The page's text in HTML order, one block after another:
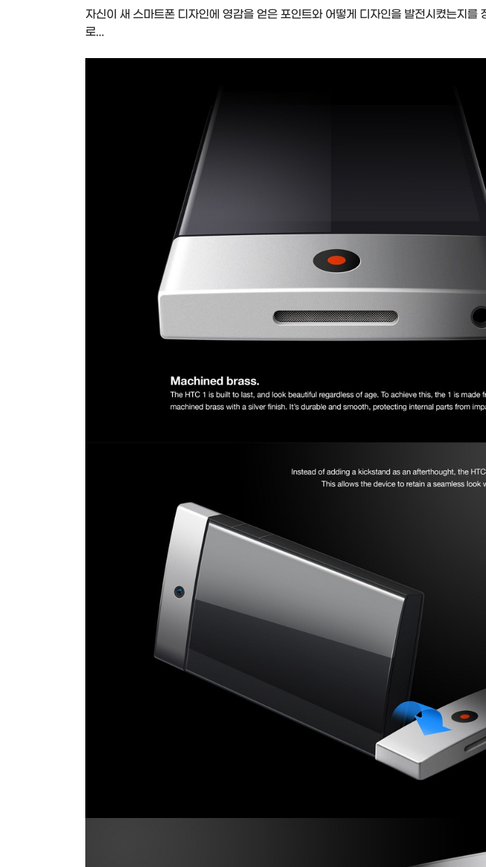
자신이 새 스마트폰 디자인에 영감을 얻은 포인트와 어떻게 디자인을 발전시켰는지를
로...